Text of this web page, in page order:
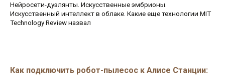
Нейросети-дуэлянты. Искусственные эмбрионы.
Искусственный интеллект в облаке. Какие еще технологии MIT
Technology Review назвал
Как подключить робот-пылесос к Алисе Станции: